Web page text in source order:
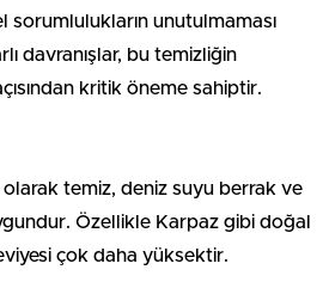
sorumlulukların unutulmaması
davranışlar, bu temizliğin
kritik öneme sahiptir.
olarak temiz, deniz suyu berrak ve
Özellikle Karpaz gibi doğal
çok daha yüksektir.